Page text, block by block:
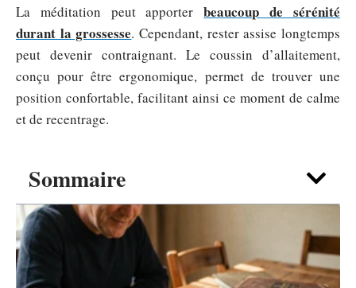
Sommaire
La méditation peut apporterbeaucoup de sérénité
durant la grossesse. Cependant, rester assise longtemps
peut devenir contraignant. Le coussin d’allaitement,
conçu pour être ergonomique, permet de trouver une
position confortable, facilitant ainsi ce moment de calme
et de recentrage.